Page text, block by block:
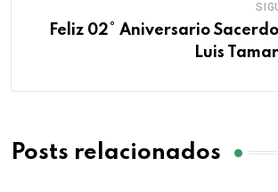
Feliz 02° Aniversario
Luis
Posts relacionados